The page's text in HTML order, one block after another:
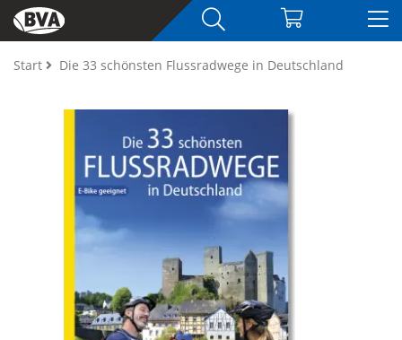
Start Die 33 schönsten Flussradwege in Deutschland